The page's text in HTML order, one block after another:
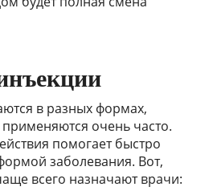
в разных формах,
очень часто.
помогает быстро
заболевания. Вот,
всего назначают врачи: